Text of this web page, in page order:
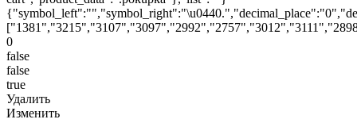
0
false
false
true
Удалить
Изменить